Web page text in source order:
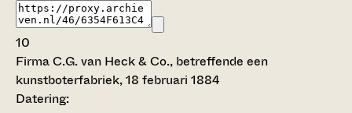
10
Firma C.G. van Heck & Co., betreffende een
kunstboterfabriek, 18 februari 1884
Datering: